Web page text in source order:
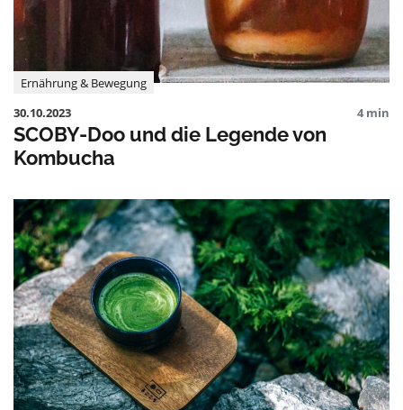
Ernährung & Bewegung
30.10.2023
4 min
SCOBY-Doo und die Legende von
Kombucha